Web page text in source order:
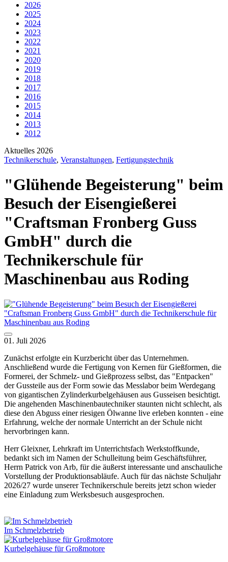
2026
2025
2024
2023
2022
2021
2020
2019
2018
2017
2016
2015
2014
2013
2012
Aktuelles 2026
Technikerschule, Veranstaltungen, Fertigungstechnik
"Glühende Begeisterung" beim
Besuch der Eisengießerei
"Craftsman Fronberg Guss
GmbH" durch die
Technikerschule für
Maschinenbau aus Roding
01. Juli 2026
Zunächst erfolgte ein Kurzbericht über das Unternehmen.
Anschließend wurde die Fertigung von Kernen für Gießformen, die
Formerei, der Schmelz- und Gießprozess selbst, das "Entpacken"
der Gussteile aus der Form sowie das Messlabor beim Werdegang
von gigantischen Zylinderkurbelgehäusen aus Gusseisen besichtigt.
Die angehenden Maschinenbautechniker staunten nicht schlecht, als
diese den Abguss einer riesigen Ölwanne live erleben konnten - eine
Erfahrung, welche der normale Unterricht an der Schule nicht
hervorbringen kann.
Herr Gleixner, Lehrkraft im Unterrichtsfach Werkstoffkunde,
bedankt sich im Namen der Schulleitung beim Geschäftsführer,
Herrn Patrick von Arb, für die äußerst interessante und anschauliche
Vorstellung der Produktionsabläufe. Auch für das nächste Schuljahr
2026/27 wurde unserer Technikerschule bereits jetzt schon wieder
eine Einladung zum Werksbesuch ausgesprochen.
Im Schmelzbetrieb
Kurbelgehäuse für Großmotore